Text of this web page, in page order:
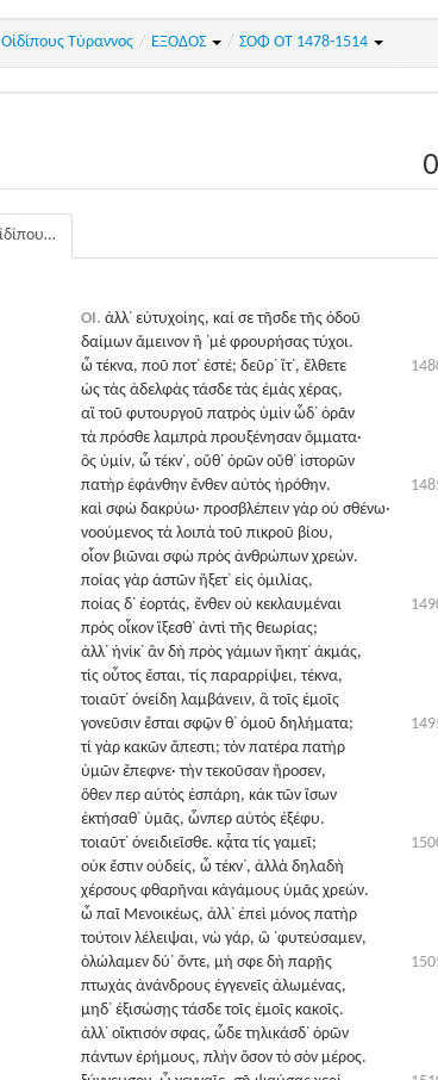
Οἰδίπους Τύραννος / ΕΞΟΔΟΣ / ΣΟΦ ΟΤ 1478-1514
ΣΟΦΟΚΛΗΣ: Οἰδίπους Τύραννος
ΟΙ. ἀλλ᾽ εὐτυχοίης, καί σε τῆσδε τῆς ὁδοῦ
δαίμων ἄμεινον ἢ ᾽μὲ φρουρήσας τύχοι.
ὦ τέκνα, ποῦ ποτ᾽ ἐστέ; δεῦρ᾽ ἴτ᾽, ἔλθετε
ὡς τὰς ἀδελφὰς τάσδε τὰς ἐμὰς χέρας,
αἳ τοῦ φυτουργοῦ πατρὸς ὑμὶν ὧδ᾽ ὁρᾶν
τὰ πρόσθε λαμπρὰ προυξένησαν ὄμματα·
ὃς ὑμίν, ὦ τέκν᾽, οὔθ᾽ ὁρῶν οὔθ᾽ ἱστορῶν
πατὴρ ἐφάνθην ἔνθεν αὐτὸς ἠρόθην.
καὶ σφὼ δακρύω· προσβλέπειν γὰρ οὐ σθένω·
νοούμενος τὰ λοιπὰ τοῦ πικροῦ βίου,
οἷον βιῶναι σφὼ πρὸς ἀνθρώπων χρεών.
ποίας γὰρ ἀστῶν ἥξετ᾽ εἰς ὁμιλίας,
ποίας δ᾽ ἑορτάς, ἔνθεν οὐ κεκλαυμέναι
πρὸς οἶκον ἵξεσθ᾽ ἀντὶ τῆς θεωρίας;
ἀλλ᾽ ἡνίκ᾽ ἂν δὴ πρὸς γάμων ἥκητ᾽ ἀκμάς,
τίς οὗτος ἔσται, τίς παραρρίψει, τέκνα,
τοιαῦτ᾽ ὀνείδη λαμβάνειν, ἃ τοῖς ἐμοῖς
γονεῦσιν ἔσται σφῷν θ᾽ ὁμοῦ δηλήματα;
τί γὰρ κακῶν ἄπεστι; τὸν πατέρα πατὴρ
ὑμῶν ἔπεφνε· τὴν τεκοῦσαν ἤροσεν,
ὅθεν περ αὐτὸς ἐσπάρη, κἀκ τῶν ἴσων
ἐκτήσαθ᾽ ὑμᾶς, ὧνπερ αὐτὸς ἐξέφυ.
τοιαῦτ᾽ ὀνειδιεῖσθε. κᾆτα τίς γαμεῖ;
οὐκ ἔστιν οὐδείς, ὦ τέκν᾽, ἀλλὰ δηλαδὴ
χέρσους φθαρῆναι κἀγάμους ὑμᾶς χρεών.
ὦ παῖ Μενοικέως, ἀλλ᾽ ἐπεὶ μόνος πατὴρ
τούτοιν λέλειψαι, νὼ γάρ, ὣ ᾽φυτεύσαμεν,
ὀλώλαμεν δύ᾽ ὄντε, μή σφε δὴ παρῇς
πτωχὰς ἀνάνδρους ἐγγενεῖς ἀλωμένας,
μηδ᾽ ἐξισώσῃς τάσδε τοῖς ἐμοῖς κακοῖς.
ἀλλ᾽ οἴκτισόν σφας, ὧδε τηλικάσδ᾽ ὁρῶν
πάντων ἐρήμους, πλὴν ὅσον τὸ σὸν μέρος.